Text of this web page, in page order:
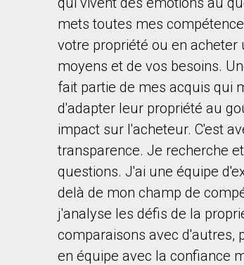
mets toutes mes
votre propriété ou en
moyens et de vos besoins.
fait partie de mes acquis qui
d'adapter leur propriété au
impact sur l'acheteur. C'est
transparence. Je recherche
questions. J'ai une équipe
delà de mon champ de
j'analyse les défis de la
comparaisons avec d'autres,
en équipe avec la confiance